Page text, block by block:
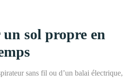
sol propre en
sans fil ou d’un balai électrique,